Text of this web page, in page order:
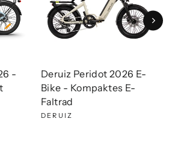
-
Deruiz Peridot 2026 E-
Bike - Kompaktes E-
Faltrad
DERUIZ